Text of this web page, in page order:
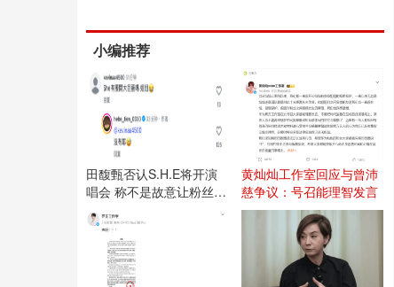
小编推荐
田馥甄否认S.H.E将开演
唱会 称不是故意让粉丝失
望
黄灿灿工作室回应与曾沛
慈争议：号召能理智发言